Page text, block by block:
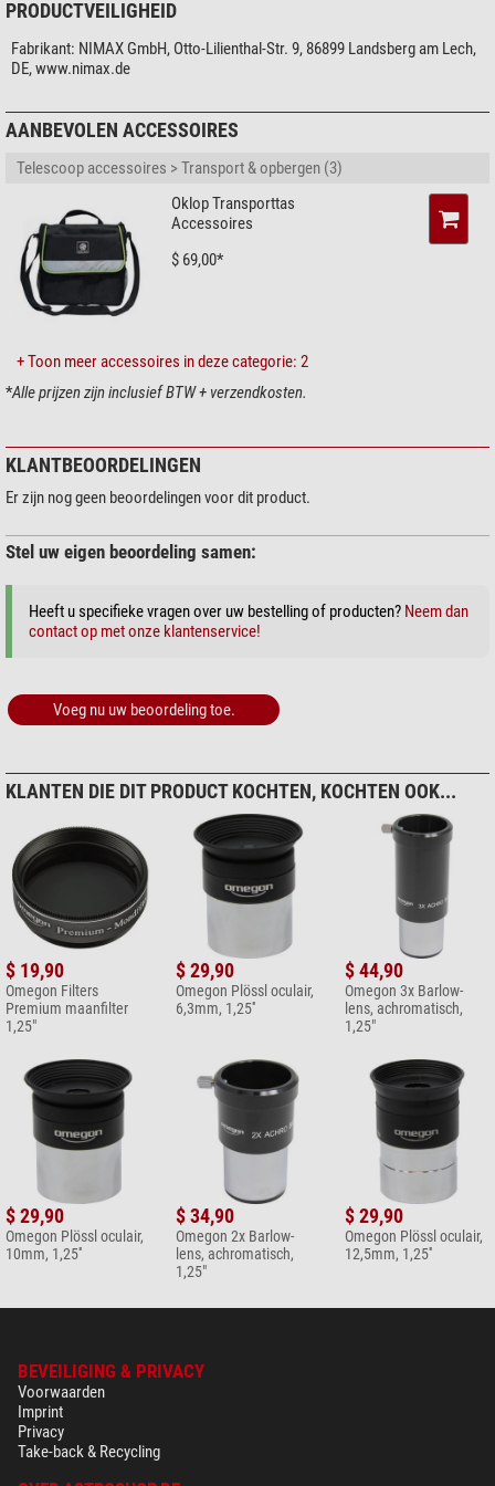
Een hele reeks Omegon Plössl-oculairs biedt u veel verschillende
De Omegon Plössl-oculairs zijn niet alleen goedkoop, maar bieden u ook
uw telescoop vergroten voor een maximale kijkervaring. Concentreer u op
het belangrijkste: uw telescoop en uw oculairs.
PRODUCTVEILIGHEID
Fabrikant: NIMAX GmbH, Otto-Lilienthal-Str. 9, 86899 Landsberg am Lech,
DE, www.nimax.de
AANBEVOLEN ACCESSOIRES
Telescoop accessoires > Transport & opbergen (3)
Oklop Transporttas
Accessoires
$ 69,00*
+ Toon meer accessoires in deze categorie: 2
*Alle prijzen zijn inclusief BTW + verzendkosten.
KLANTBEOORDELINGEN
Er zijn nog geen beoordelingen voor dit product.
Stel uw eigen beoordeling samen:
Heeft u specifieke vragen over uw bestelling of producten? Neem dan
contact op met onze klantenservice!
Voeg nu uw beoordeling toe.
KLANTEN DIE DIT PRODUCT KOCHTEN, KOCHTEN OOK...
$ 19,90
Omegon Filters
Premium maanfilter
1,25"
$ 29,90
Omegon Plössl oculair,
6,3mm, 1,25''
$ 44,90
Omegon 3x Barlow-
lens, achromatisch,
1,25"
$ 29,90
Omegon Plössl oculair,
10mm, 1,25''
$ 34,90
Omegon 2x Barlow-
lens, achromatisch,
1,25"
$ 29,90
Omegon Plössl oculair,
12,5mm, 1,25''
BEVEILIGING & PRIVACY
Voorwaarden
Imprint
Privacy
Take-back & Recycling